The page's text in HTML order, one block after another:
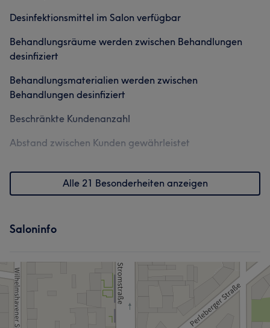
Desinfektionsmittel im Salon verfügbar
Behandlungsräume werden zwischen Behandlungen
desinfiziert
Behandlungsmaterialien werden zwischen
Behandlungen desinfiziert
Beschränkte Kundenanzahl
Abstand zwischen Kunden gewährleistet
Alle 21 Besonderheiten anzeigen
Saloninfo